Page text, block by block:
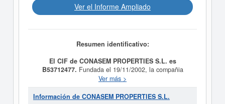
Ver el Informe Ampliado
Resumen identificativo:
El CIF de CONASEM PROPERTIES S.L. es
B53712477. Fundada el 19/11/2002, la compañia
CONASEM PROPERTIES S.L. tiene como finalidad LA
EJECUCION DE OBRAS DE TODAS CLASES, POR
CUENTA PROPIA Y DE TERCEROS, PROMOCION Y
Ver más >
Información de CONASEM PROPERTIES S.L.